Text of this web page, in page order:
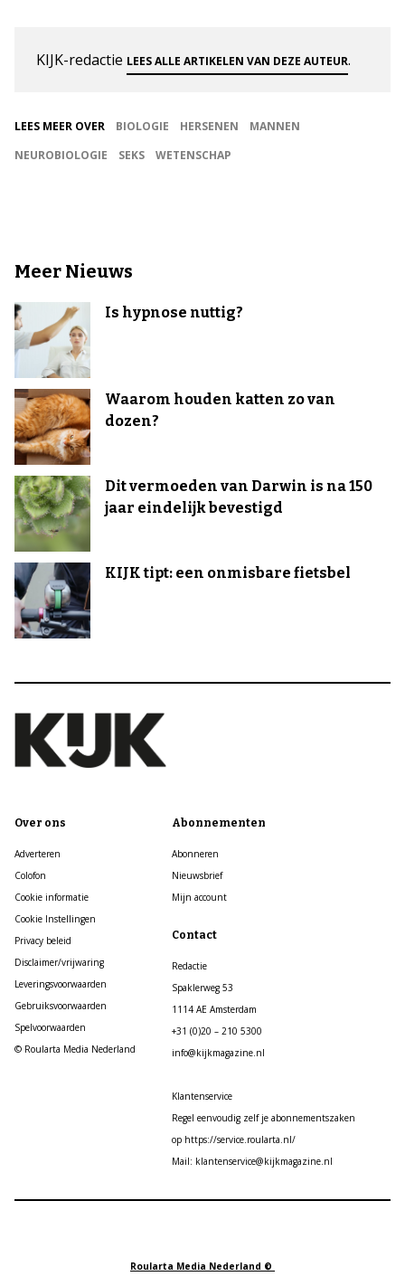
KIJK-redactie LEES ALLE ARTIKELEN VAN DEZE AUTEUR.
LEES MEER OVER BIOLOGIE HERSENEN
MANNEN
NEUROBIOLOGIE
SEKS WETENSCHAP
Meer Nieuws
Is hypnose nuttig?
Waarom houden katten zo van
dozen?
Dit vermoeden van Darwin is na 150
jaar eindelijk bevestigd
KIJK tipt: een onmisbare fietsbel
Over ons
Adverteren
Colofon
Cookie informatie
Cookie Instellingen
Privacy beleid
Disclaimer/vrijwaring
Leveringsvoorwaarden
Gebruiksvoorwaarden
Spelvoorwaarden
© Roularta Media Nederland
Abonnementen
Abonneren
Nieuwsbrief
Mijn account
Contact
Redactie
Spaklerweg 53
1114 AE Amsterdam
+31 (0)20 – 210 5300
info@kijkmagazine.nl
Klantenservice
Regel eenvoudig zelf je abonnementszaken
op https://service.roularta.nl/
Mail: klantenservice@kijkmagazine.nl
Roularta Media Nederland ©